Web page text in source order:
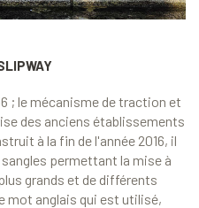
; le mécanisme de traction et
des anciens établissements
à la fin de l'année 2016, il
permettant la mise à
grands et de différents
mot anglais qui est utilisé,